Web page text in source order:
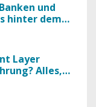
und
hinter dem
Layer
Alles,